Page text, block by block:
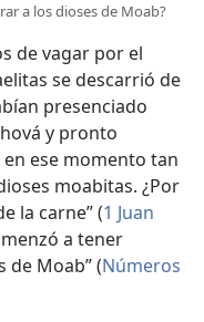
a los dioses de Moab?
de vagar por el
se descarrió de
presenciado
y pronto
ese momento tan
moabitas. ¿Por
la carne” (1 Juan
a tener
de Moab” (Números